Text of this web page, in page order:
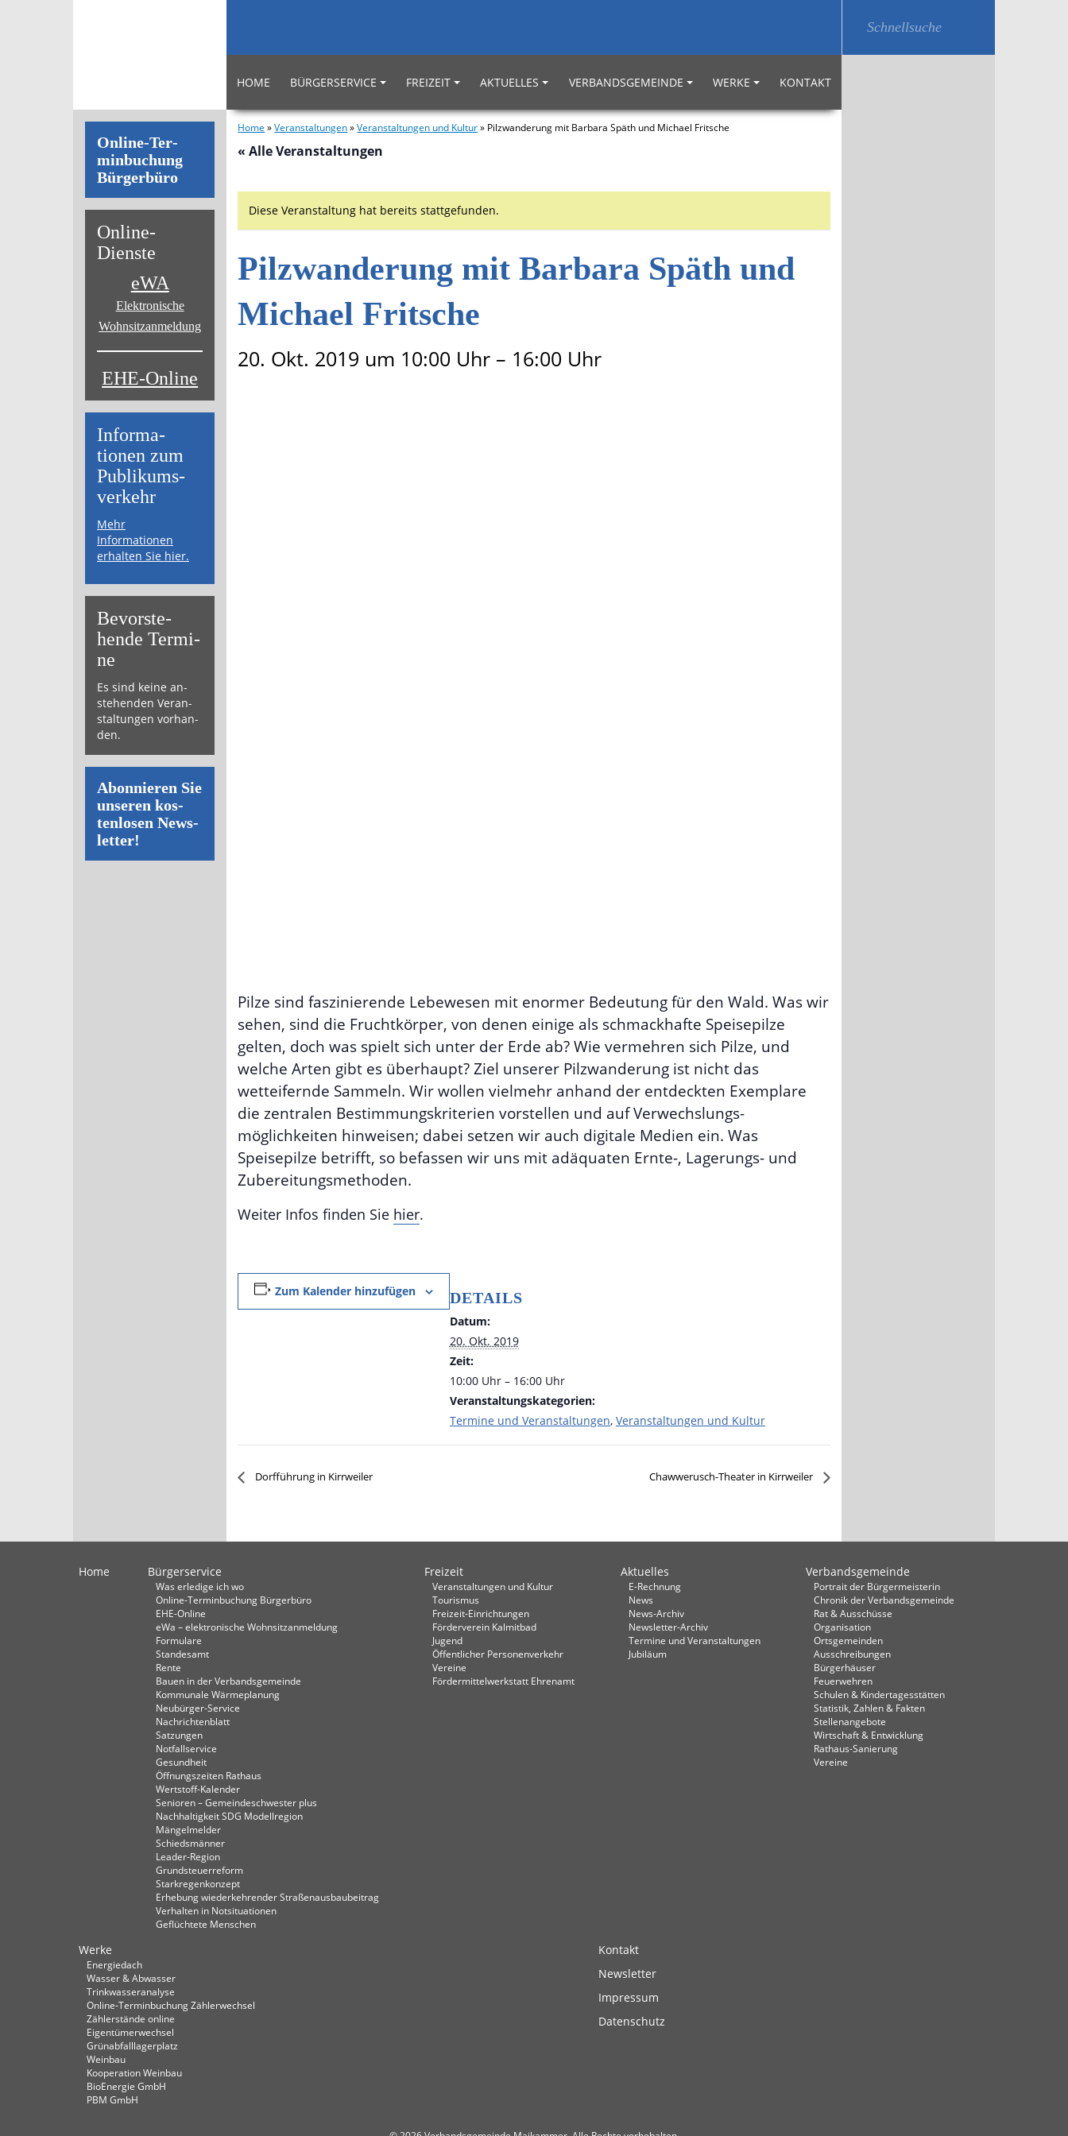
HOME BÜRGERSERVICE FREIZEIT AKTUELLES VERBANDSGEMEINDE WERKE KONTAKT
On­line-Ter­
min­bu­chung
Bür­ger­bü­ro
On­line-
Diens­te
eWA
Elektronische
Wohnsitz­anmeldung
EHE-Online
Informa­
tionen zum
Publikums­­
verkehr
Mehr
Informationen
erhalten Sie hier.
Bevor­ste­
hende Ter­mi­
ne
Es sind keine an­
ste­hen­den Ver­an­
stal­tun­gen vor­han­
den.
Abon­nie­ren Sie
un­se­ren kos­
ten­lo­sen News­
let­ter!
Home »Veranstaltungen»Veranstaltungen und Kultur» Pilzwanderung mit Barbara Späth und Michael Fritsche
« Alle Veranstaltungen
Diese Veranstaltung hat bereits stattgefunden.
Pilzwanderung mit Barbara Späth und
Michael Fritsche
20. Okt. 2019 um 10:00 Uhr – 16:00 Uhr
Pilze sind faszinierende Lebewesen mit enormer Bedeutung für den Wald. Was wir
sehen, sind die Fruchtkörper, von denen einige als schmackhafte Speisepilze
gelten, doch was spielt sich unter der Erde ab? Wie vermehren sich Pilze, und
welche Arten gibt es überhaupt? Ziel unserer Pilzwanderung ist nicht das
wetteifernde Sammeln. Wir wollen vielmehr anhand der entdeckten Exemplare
die zentralen Bestimmungskriterien vorstellen und auf Verwechslungs-
möglichkeiten hinweisen; dabei setzen wir auch digitale Medien ein. Was
Speisepilze betrifft, so befassen wir uns mit adäquaten Ernte-, Lagerungs- und
Zubereitungsmethoden.
Weiter Infos finden Sie hier.
Zum Kalender hinzufügen DETAILS
Datum:
20. Okt. 2019
Zeit:
10:00 Uhr – 16:00 Uhr
Veranstaltungskategorien:
Termine und Veranstaltungen, Veranstaltungen und Kultur
Dorfführung in Kirrweiler Chawwerusch-Theater in Kirrweiler
Home Bürgerservice
Was erledige ich wo
Online-Terminbuchung Bürgerbüro
EHE-Online
eWa – elektronische Wohnsitzanmeldung
Formulare
Standesamt
Rente
Bauen in der Verbandsgemeinde
Kommunale Wärmeplanung
Neubürger-Service
Nachrichtenblatt
Satzungen
Notfallservice
Gesundheit
Öffnungszeiten Rathaus
Wertstoff-Kalender
Senioren – Gemeindeschwester plus
Nachhaltigkeit SDG Modellregion
Mängelmelder
Schiedsmänner
Leader-Region
Grundsteuerreform
Starkregenkonzept
Erhebung wiederkehrender Straßenausbaubeitrag
Verhalten in Not­situationen
Geflüchtete Menschen
Freizeit
Veranstaltungen und Kultur
Tourismus
Freizeit-Einrichtungen
Förderverein Kalmitbad
Jugend
Öffentlicher Personenverkehr
Vereine
Fördermittelwerkstatt Ehrenamt
Aktuelles
E-Rechnung
News
News-Archiv
Newsletter-Archiv
Termine und Veranstaltungen
Jubiläum
Verbandsgemeinde
Portrait der Bürgermeisterin
Chronik der Verbandsgemeinde
Rat & Ausschüsse
Organisation
Ortsgemeinden
Ausschreibungen
Bürgerhäuser
Feuerwehren
Schulen & Kindertagesstätten
Statistik, Zahlen & Fakten
Stellenangebote
Wirtschaft & Entwicklung
Rathaus-Sanierung
Vereine
Werke
Energiedach
Wasser & Abwasser
Trinkwasseranalyse
Online-Terminbuchung Zählerwechsel
Zählerstände online
Eigentümerwechsel
Grünabfalllagerplatz
Weinbau
Kooperation Weinbau
BioEnergie GmbH
PBM GmbH
Kontakt
Newsletter
Impressum
Datenschutz